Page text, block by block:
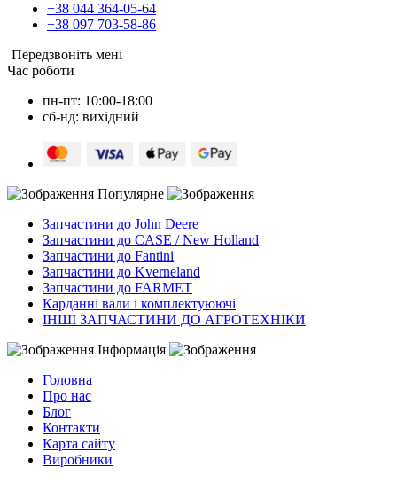
+38 044 364-05-64
+38 097 703-58-86
Передзвоніть мені
Час роботи
пн-пт: 10:00-18:00
сб-нд: вихідний
Популярне
Запчастини до John Deere
Запчастини до CASE / New Holland
Запчастини до Fantini
Запчастини до Kverneland
Запчастини до FARMET
Карданні вали і комплектуюючі
ІНШІ ЗАПЧАСТИНИ ДО АГРОТЕХНІКИ
Інформація
Головна
Про нас
Блог
Контакти
Карта сайту
Виробники